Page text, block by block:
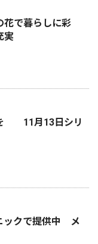
で暮らしに彩
実
11月13日シリ
ックで提供中 メ